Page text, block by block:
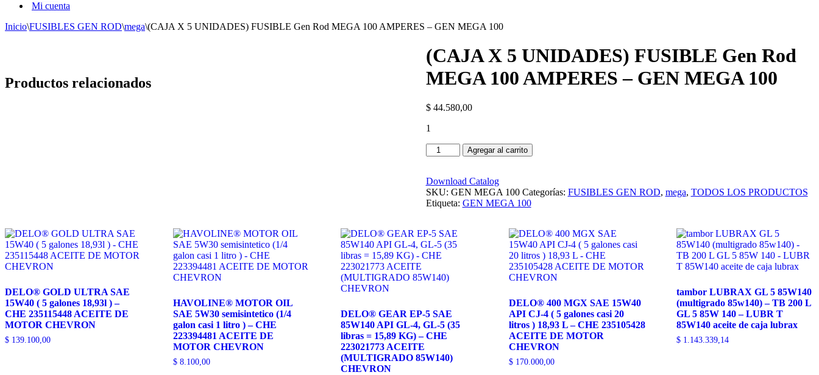
Mi cuenta
Inicio\FUSIBLES GEN ROD\mega\(CAJA X 5 UNIDADES) FUSIBLE Gen Rod MEGA 100 AMPERES – GEN MEGA 100
(CAJA X 5 UNIDADES) FUSIBLE Gen Rod
MEGA 100 AMPERES – GEN MEGA 100
$44.580,00
1
(CAJA
X
UNIDADES)
FUSIBLE
Gen
100
AMPERES
-
MEGA
Agregar al carrito
Download Catalog
SKU: GEN MEGA 100 Categorías: FUSIBLES GEN ROD, mega, TODOS LOS PRODUCTOS
Etiqueta: GEN MEGA 100
Productos relacionados
DELO® GOLD ULTRA SAE
15W40 ( 5 galones 18,93l ) –
CHE 235115448 ACEITE DE
MOTOR CHEVRON
$ 139.100,00
HAVOLINE® MOTOR OIL
SAE 5W30 semisintetico (1/4
galon casi 1 litro ) – CHE
223394481 ACEITE DE
MOTOR CHEVRON
$8.100,00
DELO® GEAR EP-5 SAE
85W140 API GL-4, GL-5 (35
libras = 15,89 KG) – CHE
223021773 ACEITE
(MULTIGRADO 85W140)
CHEVRON
DELO® 400 MGX SAE 15W40
API CJ-4 ( 5 galones casi 20
litros ) 18,93 L – CHE 235105428
ACEITE DE MOTOR
CHEVRON
$170.000,00
tambor LUBRAX GL 5 85W140
(multigrado 85w140) – TB 200 L
GL 5 85W 140 – LUBR T
85W140 aceite de caja lubrax
$ 1.143.339,14